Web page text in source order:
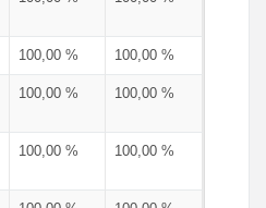
100,00 % 100,00 %
100,00 % 100,00 %
100,00 % 100,00 %